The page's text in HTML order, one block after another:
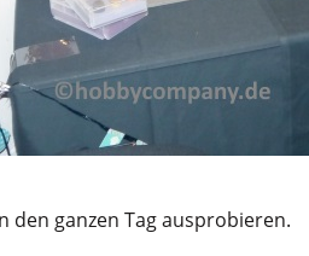
den ganzen Tag ausprobieren.